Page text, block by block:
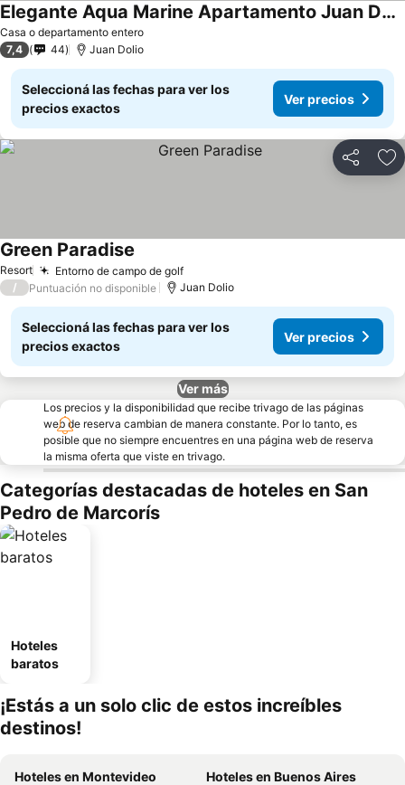
Casa o departamento entero
Elegante Aqua Marine Apartamento Juan Dolio
7,4 44 Juan Dolio
Seleccioná las fechas para ver los
precios exactos
Ver precios
Compartir
Resort Entorno de campo de golf
Green Paradise
/ Puntuación no disponible Juan Dolio
Seleccioná las fechas para ver los
precios exactos
Ver precios
Ver más
Los precios y la disponibilidad que recibe trivago de las páginas
web de reserva cambian de manera constante. Por lo tanto, es
posible que no siempre encuentres en una página web de reserva
la misma oferta que viste en trivago.
Categorías destacadas de hoteles en San
Pedro de Marcorís
Hoteles
baratos
¡Estás a un solo clic de estos increíbles
destinos!
Hoteles en Montevideo
Hoteles en Buenos Aires